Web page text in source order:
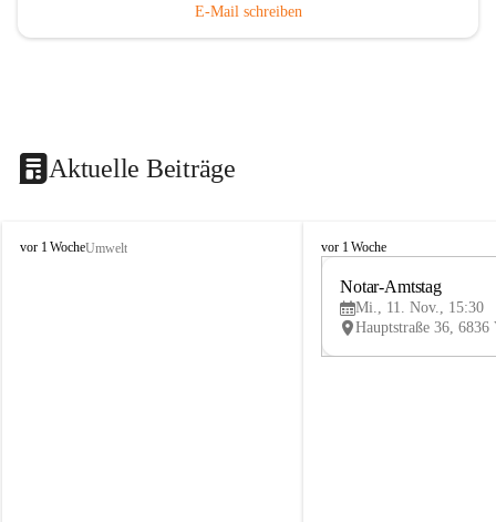
E-Mail schreiben
Aktuelle Beiträge
V
vor 1 WocheUmwelt
V
vor 1 Woche
Notar-Amtstag
Mi., 11. Nov., 15:30